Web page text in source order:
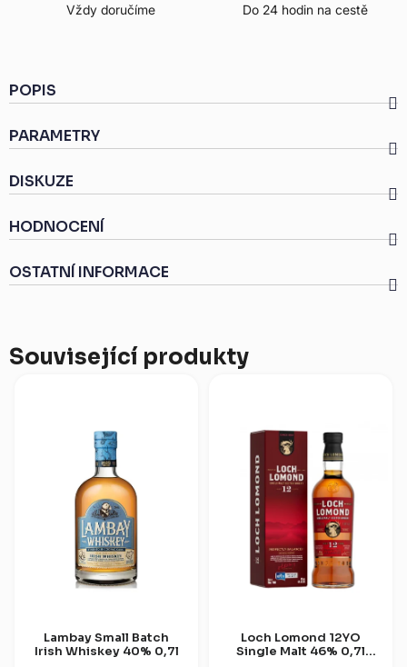
Vždy doručíme Do 24 hodin na cestě
POPIS
PARAMETRY
DISKUZE
HODNOCENÍ
OSTATNÍ INFORMACE
Související produkty
Lambay Small Batch
Irish Whiskey 40% 0,7l
Loch Lomond 12YO
Single Malt 46% 0,7l